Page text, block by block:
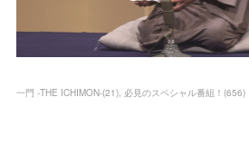
一門 -THE ICHIMON-(21) 必見のスペシャル番組！ (656)